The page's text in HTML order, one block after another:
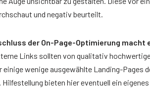
und negativ beurteilt.
der On-Page-Optimierung
Links sollten von qualitativ
wenige ausgewählte Landing-Pages
bieten hier eventuell ein